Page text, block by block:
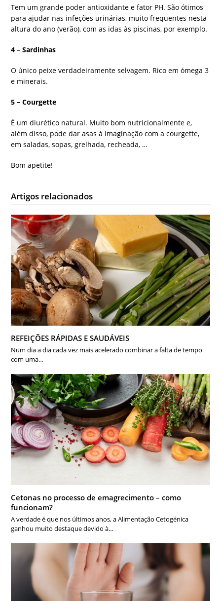
Tem um grande poder antioxidante e fator PH. São ótimos
para ajudar nas infeções urinárias, muito frequentes nesta
altura do ano (verão), com as idas às piscinas, por exemplo.
4 – Sardinhas
O único peixe verdadeiramente selvagem. Rico em ómega 3
e minerais.
5 – Courgette
É um diurético natural. Muito bom nutricionalmente e,
além disso, pode dar asas à imaginação com a courgette,
em saladas, sopas, grelhada, recheada, …
Bom apetite!
Artigos relacionados
REFEIÇÕES RÁPIDAS E SAUDÁVEIS
Num dia a dia cada vez mais acelerado combinar a falta de tempo
com uma…
Cetonas no processo de emagrecimento – como
funcionam?
A verdade é que nos últimos anos, a Alimentação Cetogénica
ganhou muito destaque devido à…